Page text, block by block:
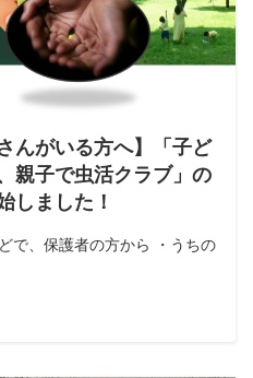
んがいる方へ】「子ど
親子で虫活クラブ」の
しました！
で、保護者の方から ・うちの